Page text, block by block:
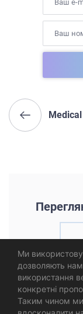
Ми
дозволяють
використання
конкретні
Таким чином